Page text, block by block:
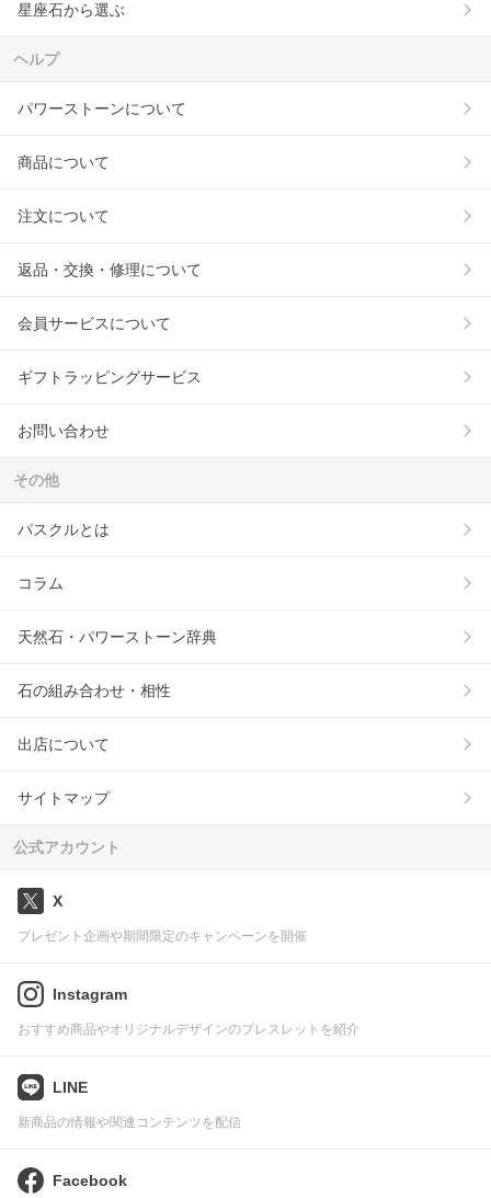
星座石から選ぶ
ヘルプ
パワーストーンについて
商品について
注文について
返品・交換・修理について
会員サービスについて
ギフトラッピングサービス
お問い合わせ
その他
パスクルとは
コラム
天然石・パワーストーン辞典
石の組み合わせ・相性
出店について
サイトマップ
公式アカウント
X
プレゼント企画や期間限定のキャンペーンを開催
Instagram
おすすめ商品やオリジナルデザインのブレスレットを紹介
LINE
新商品の情報や関連コンテンツを配信
Facebook